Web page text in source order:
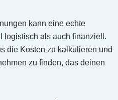
kann eine echte
logistisch als auch finanziell.
die Kosten zu kalkulieren und
zu finden, das deinen